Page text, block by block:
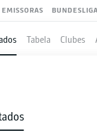
EMISSORAS
Tabela Clubes